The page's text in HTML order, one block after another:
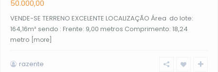
50.000,00
VENDE-SE TERRENO EXCELENTE LOCALIZAÇÃO Área do lote:
164,16m² sendo : Frente: 9,00 metros Comprimento: 18,24
metro [more]
razente